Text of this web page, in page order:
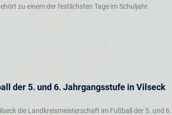
zu einem der festlichsten Tage im Schuljahr.
der 5. und 6. Jahrgangsstufe in Vilseck
die Landkreismeisterschaft im Fußball der 5. und